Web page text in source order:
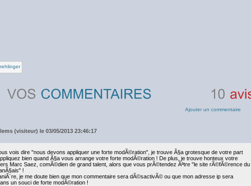
Ajouter un commentaire
(visiteur) le 03/05/2013 23:46:17
vois dire "nous devons appliquer une forte modÃ©ration", je trouve Ã§a grotesque de votre part
bien quand Ã§a vous arrange votre forte modÃ©ration ! De plus, je trouve honteux votre
Marc Saez, comÃ©dien de grand talent, alors que vous prÃ©tendez Ãªtre "le site rÃ©fÃ©rence du
!
je me doute bien que mon commentaire sera dÃ©sactivÃ© ou que mon adresse ip sera
un souci de forte modÃ©ration !